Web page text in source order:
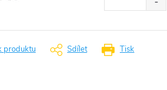
Tisk
produktu Sdílet